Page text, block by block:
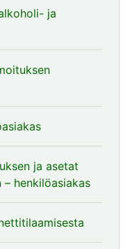
ja
ja asetat
henkilöasiakas